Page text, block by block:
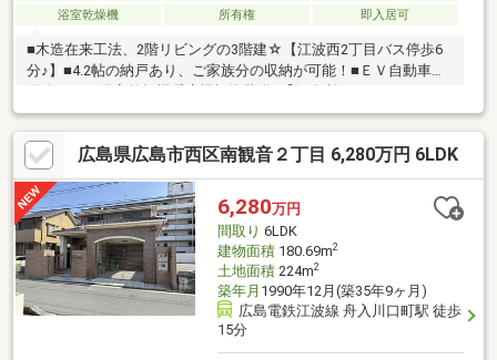
浴室乾燥機
所有権 即入居可
■木造在来工法、2階リビングの3階建☆【江波西2丁目バス停歩6
分♪】■4.2帖の納戸あり、ご家族分の収納が可能！■ＥＶ自動車用
住宅ローン】引越しを機に家電費用も住宅ローンに組入可能☆頭
金・諸費用のない方でもまずはご相談ください♪車等の個人ローン
も一本化して月々支払いを減額☆◇◆西洋トラスト株式会社
◆◇・住宅ローンに不安がある方、一度断られた方、お気軽にご
相談ください・ご自宅までの送迎いたします。事前にご連絡下さ
い・他社で掲載されている物件情報もまとめて資料をお送りしま
す・是非一度条件をお聞かせください♪
広島県広島市西区南観音２丁目 6,280万円 6LDK
6,280万円
間取り 6LDK
建物面積180.69m2
土地面積224m2
築年月 1990年12月(築35年9ヶ月)
広島電鉄江波線 舟入川口町駅 徒歩
15分